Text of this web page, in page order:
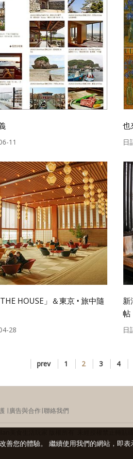
11
也
日
HOUSE」＆東京 • 旅中隨
28
新
帖
日
prev 1 2 3 4
∣廣告與合作∣聯絡我們
善您的體驗。 繼續使用我們的網站，即